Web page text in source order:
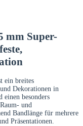
mm Super-
ein breites
Dekorationen in
einen besonders
und
Bandlänge für mehrere
Präsentationen.